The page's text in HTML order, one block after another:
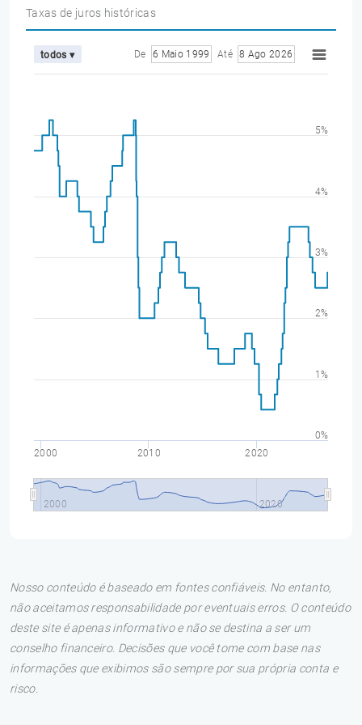
Taxas de juros históricas
todos ▾ De 6 Maio 1999 Até 8 Ago 2026
2000 2010 2020
2000 2020
0%
1%
2%
3%
4%
5%
Nosso conteúdo é baseado em fontes confiáveis. No entanto,
não aceitamos responsabilidade por eventuais erros. O conteúdo
deste site é apenas informativo e não se destina a ser um
conselho financeiro. Decisões que você tome com base nas
informações que exibimos são sempre por sua própria conta e
risco.